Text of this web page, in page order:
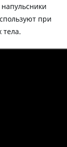
при
тела.